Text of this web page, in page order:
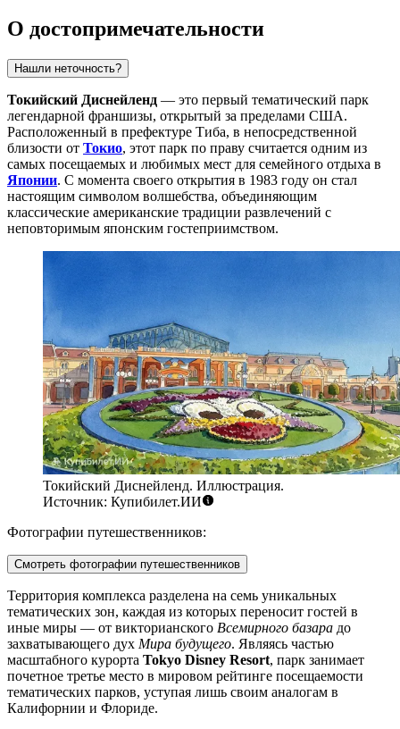
О достопримечательности
Нашли неточность?
Токийский Диснейленд — это первый тематический парк
легендарной франшизы, открытый за пределами США.
Расположенный в префектуре Тиба, в непосредственной
близости от Токио, этот парк по праву считается одним из
самых посещаемых и любимых мест для семейного отдыха в
Японии. С момента своего открытия в 1983 году он стал
настоящим символом волшебства, объединяющим
классические американские традиции развлечений с
неповторимым японским гостеприимством.
Токийский Диснейленд. Иллюстрация.
Источник: Купибилет.ИИ
Фотографии путешественников:
Смотреть фотографии путешественников
Территория комплекса разделена на семь уникальных
тематических зон, каждая из которых переносит гостей в
иные миры — от викторианского Всемирного базара до
захватывающего дух Мира будущего. Являясь частью
масштабного курорта Tokyo Disney Resort, парк занимает
почетное третье место в мировом рейтинге посещаемости
тематических парков, уступая лишь своим аналогам в
Калифорнии и Флориде.